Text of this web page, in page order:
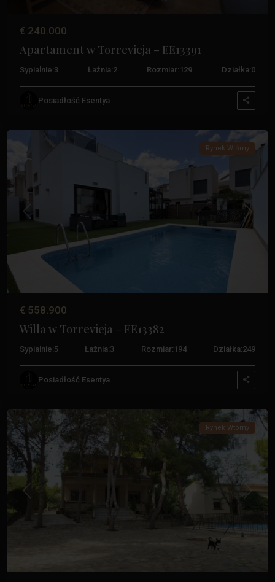
€ 240.000
Apartament w Torrevieja – EE13391
Sypialnie:3 Łaźnia:2 Rozmiar: 129 Działka:0
Posiadłość Esentya
Nuevas,
Poprzedni
Rynek Wtórny
€ 558.900
Willa w Torrevieja – EE13382
Sypialnie:5 Łaźnia:3 Rozmiar: 194 Działka:249
Posiadłość Esentya
Balkony,
Poprzedni
Rynek Wtórny